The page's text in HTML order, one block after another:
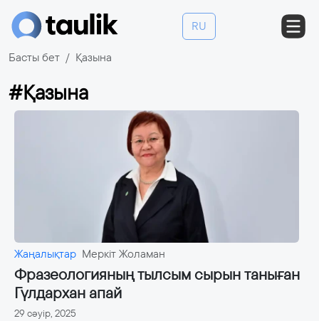
RU
Басты бет Қазына
#Қазына
Жаңалықтар Меркіт Жоламан
Фразеологияның тылсым сырын таныған
Гүлдархан апай
29 сәуір, 2025